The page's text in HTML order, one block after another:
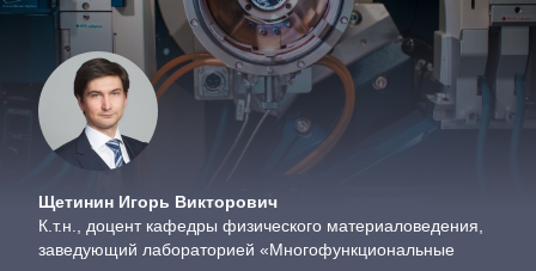
Щетинин Игорь Викторович
К.т.н., доцент кафедры физического материало­ведения,
заведующий лабораторией «Многофункциональные